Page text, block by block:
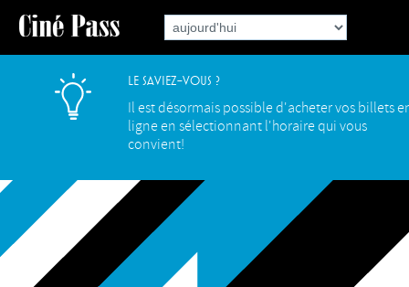
Le saviez-vous ?
Il est désormais possible d'acheter vos billets
ligne en sélectionnant l'horaire qui vous
convient!